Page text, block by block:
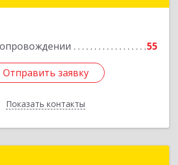
55
Отправить заявку
Показать контакты
Отправить заявку
Назад